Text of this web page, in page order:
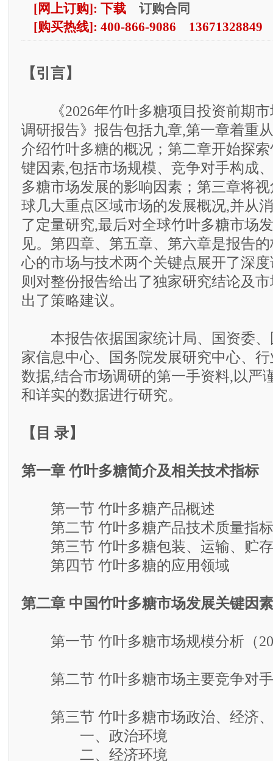
[网上订购]: 下载 订购合同
[购买热线]: 400-866-9086 13671328849
【引言】
《2026年竹叶多糖项目投资前期市
调研报告》报告包括九章,第一章着重
介绍竹叶多糖的概况；第二章开始探
键因素,包括市场规模、竞争对手构成
多糖市场发展的影响因素；第三章将
球几大重点区域市场的发展概况,并从
了定量研究,最后对全球竹叶多糖市场
见。第四章、第五章、第六章是报告
心的市场与技术两个关键点展开了深
则对整份报告给出了独家研究结论及
出了策略建议。
本报告依据国家统计局、国资委、
家信息中心、国务院发展研究中心、
数据,结合市场调研的第一手资料,以严
和详实的数据进行研究。
【目 录】
第一章 竹叶多糖简介及相关技术指标
第一节 竹叶多糖产品概述
第二节 竹叶多糖产品技术质量指标
第三节 竹叶多糖包装、运输、贮
第四节 竹叶多糖的应用领域
第二章 中国竹叶多糖市场发展关键因
第一节 竹叶多糖市场规模分析（
第二节 竹叶多糖市场主要竞争对
第三节 竹叶多糖市场政治、经济、
一、政治环境
二、经济环境